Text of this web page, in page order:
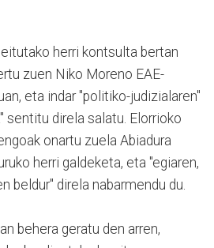
herri kontsulta bertan
zuen Niko Moreno EAE-
eta indar "politiko-judizialaren"
sentitu direla salatu. Elorrioko
onartu zuela Abiadura
herri galdeketa, eta "egiaren,
beldur" direla nabarmendu du.
behera geratu den arren,